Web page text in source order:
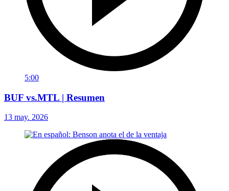
5:00
BUF vs.MTL | Resumen
13 may. 2026